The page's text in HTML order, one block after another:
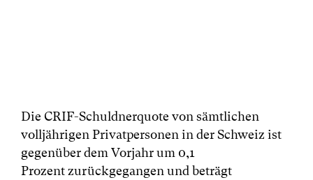
Die CRIF-Schuldnerquote von sämtlichen
volljährigen Privatpersonen in der Schweiz ist
gegenüber dem Vorjahr um 0,1
Prozent zurückgegangen und beträgt